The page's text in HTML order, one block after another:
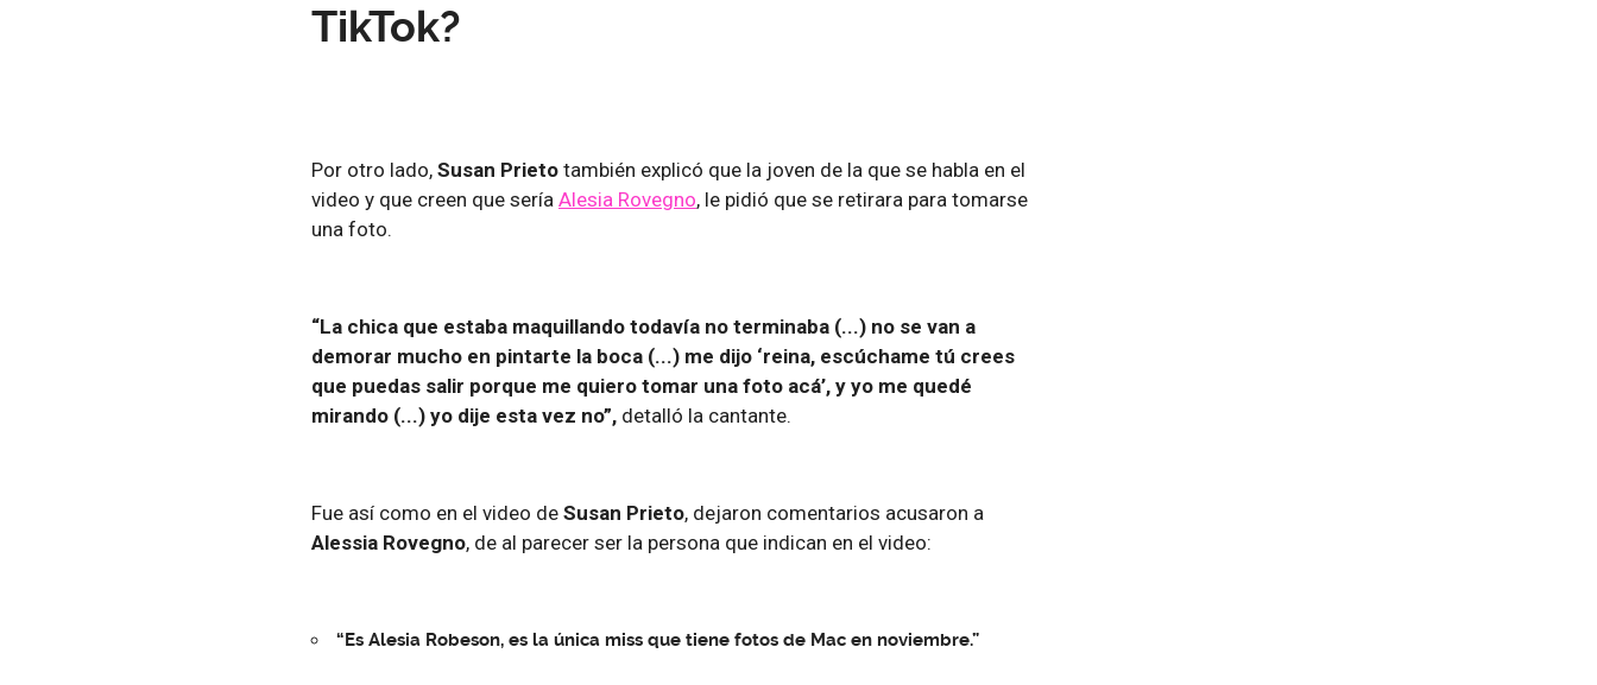
TikTok?
Por otro lado, Susan Prieto también explicó que la joven de la que se habla en el
video y que creen que sería Alesia Rovegno, le pidió que se retirara para tomarse
una foto.
“La chica que estaba maquillando todavía no terminaba (...) no se van a
demorar mucho en pintarte la boca (...) me dijo ‘reina, escúchame tú crees
que puedas salir porque me quiero tomar una foto acá’, y yo me quedé
mirando (...) yo dije esta vez no”, detalló la cantante.
Fue así como en el video de Susan Prieto, dejaron comentarios acusaron a
Alessia Rovegno, de al parecer ser la persona que indican en el video:
“Es Alesia Robeson, es la única miss que tiene fotos de Mac en noviembre.”